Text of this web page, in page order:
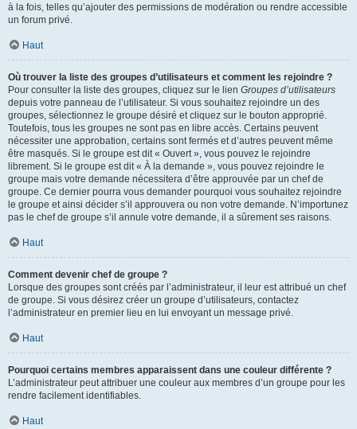
à la fois, telles qu’ajouter des permissions de modération ou rendre accessible
un forum privé.
Haut
Où trouver la liste des groupes d’utilisateurs et comment les rejoindre ?
Pour consulter la liste des groupes, cliquez sur le lien Groupes d’utilisateurs
depuis votre panneau de l’utilisateur. Si vous souhaitez rejoindre un des
groupes, sélectionnez le groupe désiré et cliquez sur le bouton approprié.
Toutefois, tous les groupes ne sont pas en libre accès. Certains peuvent
nécessiter une approbation, certains sont fermés et d’autres peuvent même
être masqués. Si le groupe est dit « Ouvert », vous pouvez le rejoindre
librement. Si le groupe est dit « À la demande », vous pouvez rejoindre le
groupe mais votre demande nécessitera d’être approuvée par un chef de
groupe. Ce dernier pourra vous demander pourquoi vous souhaitez rejoindre
le groupe et ainsi décider s’il approuvera ou non votre demande. N’importunez
pas le chef de groupe s’il annule votre demande, il a sûrement ses raisons.
Haut
Comment devenir chef de groupe ?
Lorsque des groupes sont créés par l’administrateur, il leur est attribué un chef
de groupe. Si vous désirez créer un groupe d’utilisateurs, contactez
l’administrateur en premier lieu en lui envoyant un message privé.
Haut
Pourquoi certains membres apparaissent dans une couleur différente ?
L’administrateur peut attribuer une couleur aux membres d’un groupe pour les
rendre facilement identifiables.
Haut